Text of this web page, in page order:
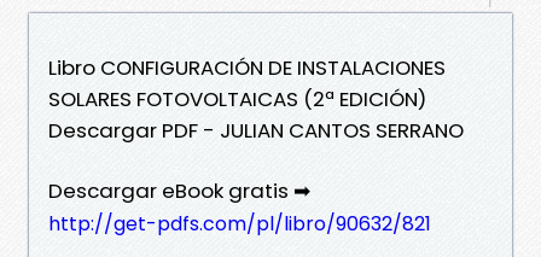
Libro CONFIGURACIÓN DE INSTALACIONES
SOLARES FOTOVOLTAICAS (2ª EDICIÓN)
Descargar PDF - JULIAN CANTOS SERRANO
Descargar eBook gratis ➡
http://get-pdfs.com/pl/libro/90632/821